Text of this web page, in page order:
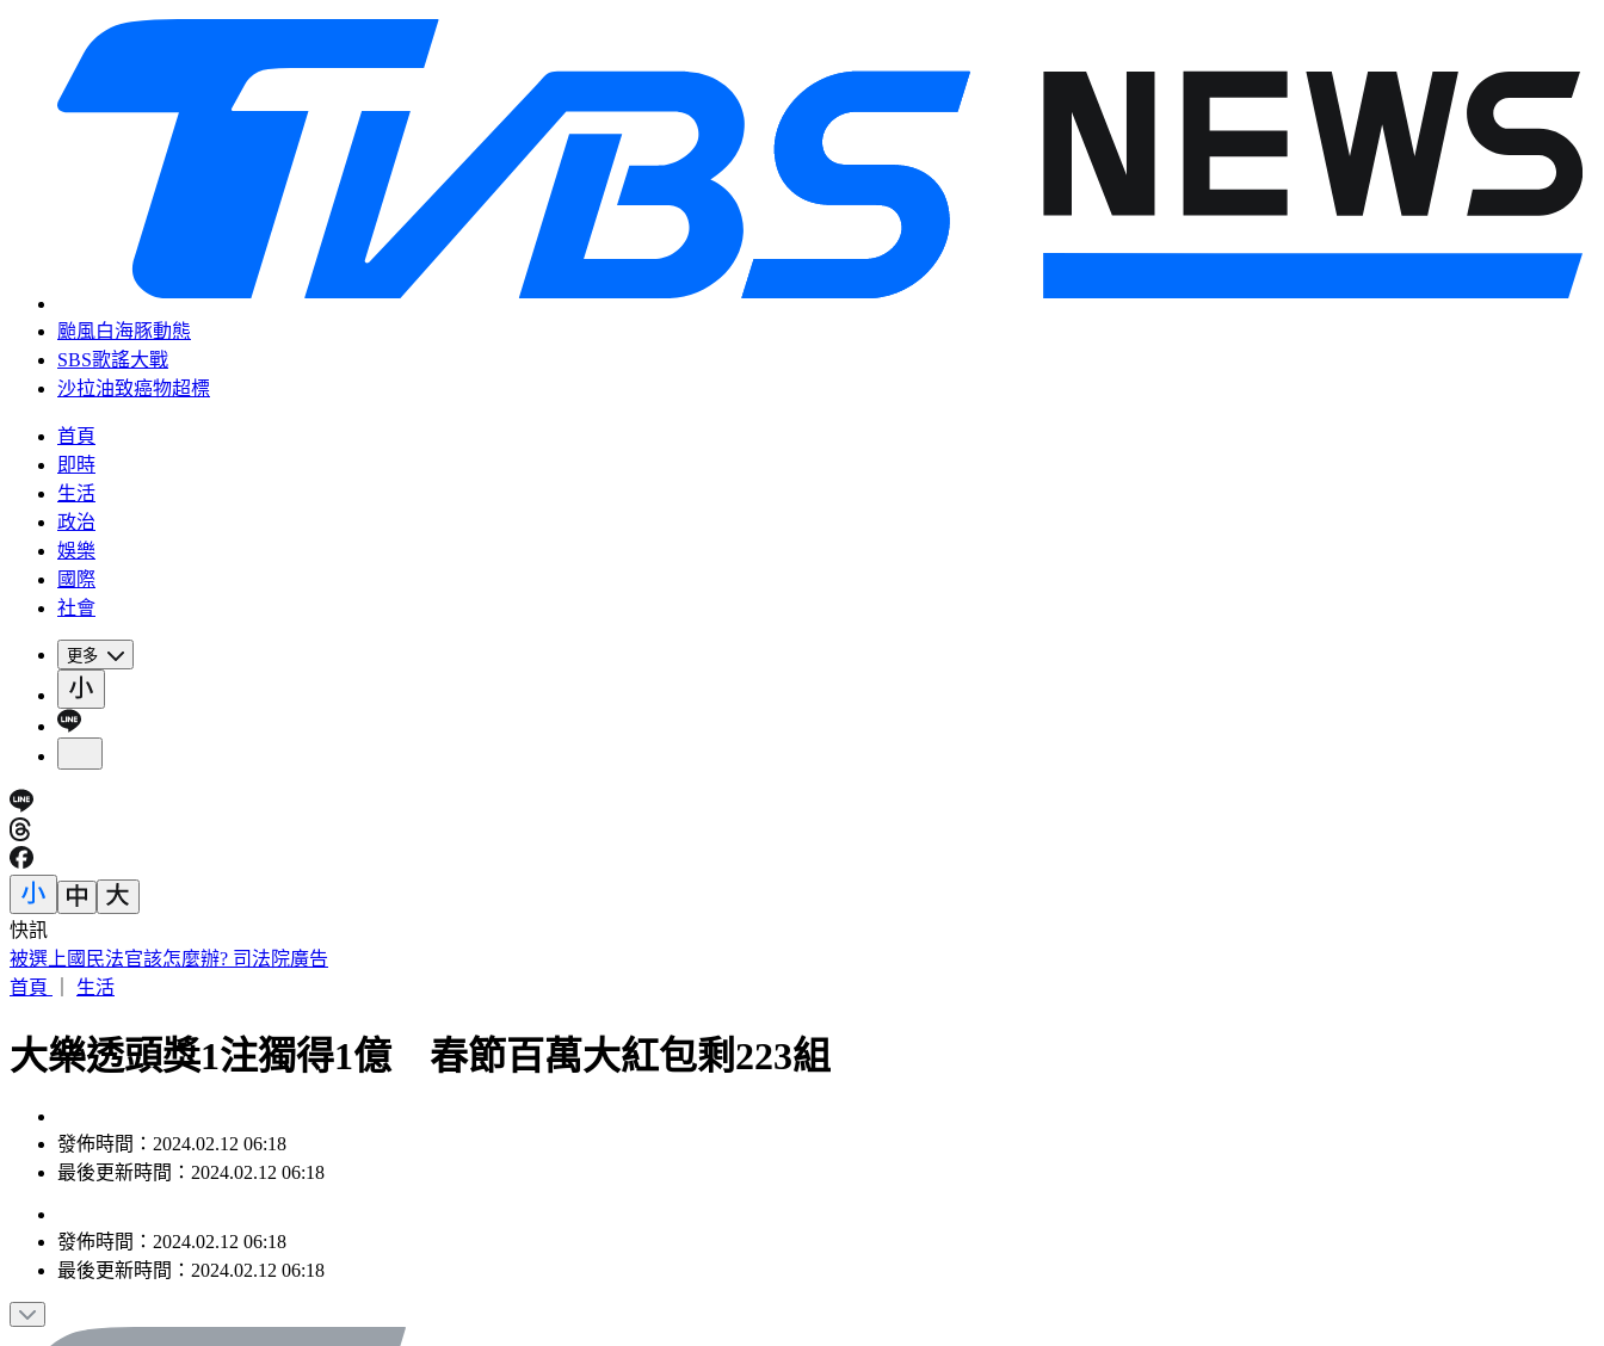
颱風白海豚動態
SBS歌謠大戰
沙拉油致癌物超標
首頁
即時
生活
政治
娛樂
國際
社會
更多
快訊
被選上國民法官該怎麼辦? 司法院廣告
首頁
生活
大樂透頭獎1注獨得1億 春節百萬大紅包剩223組
發佈時間：2024.02.12 06:18
最後更新時間：2024.02.12 06:18
發佈時間： 2024.02.12 06:18
最後更新時間： 2024.02.12 06:18